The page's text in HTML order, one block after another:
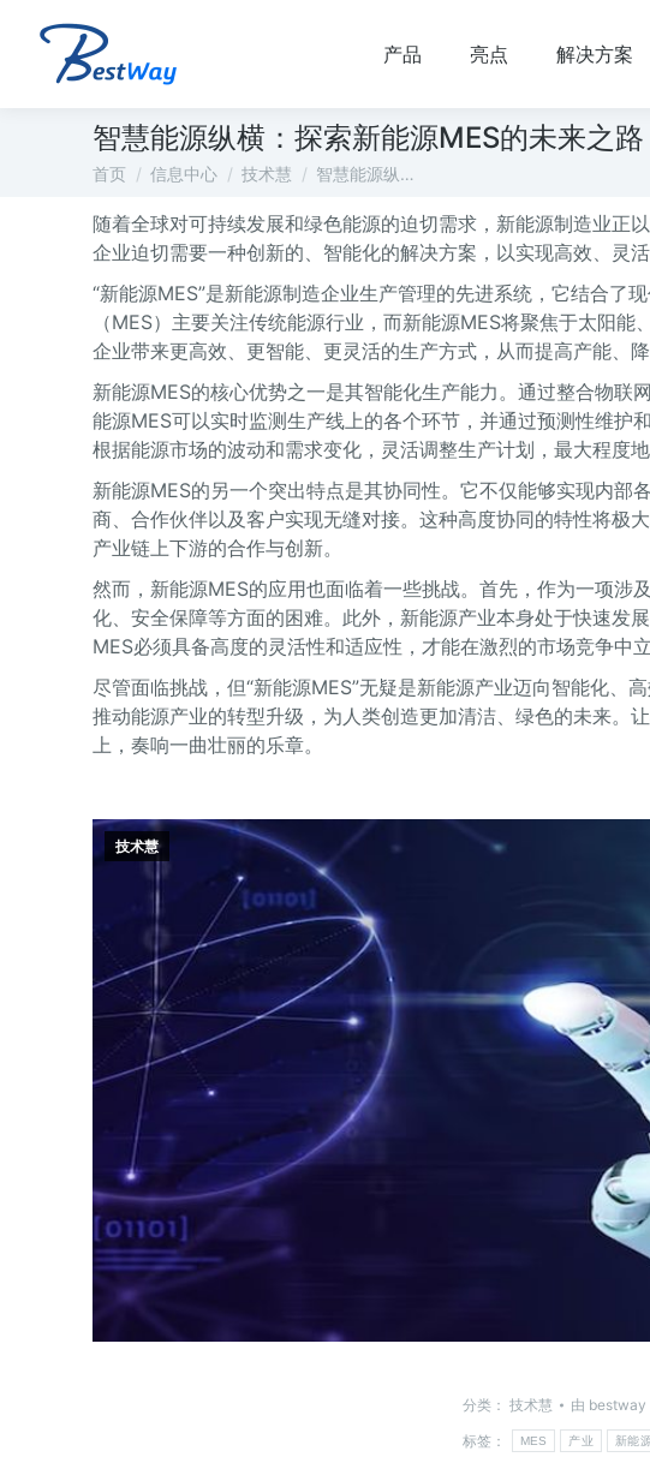
产品 亮点 解决方案
智慧能源纵横：探索新能源MES的未来之路
您在这里：
首页 信息中心 技术慧 智慧能源纵…
随着全球对可持续发展和绿色能源的迫切需求，新能源制造业正
企业迫切需要一种创新的、智能化的解决方案，以实现高效、灵
“新能源MES”是新能源制造企业生产管理的先进系统，它结合了
（MES）主要关注传统能源行业，而新能源MES将聚焦于太阳
企业带来更高效、更智能、更灵活的生产方式，从而提高产能、
新能源MES的核心优势之一是其智能化生产能力。通过整合物联
能源MES可以实时监测生产线上的各个环节，并通过预测性维护
根据能源市场的波动和需求变化，灵活调整生产计划，最大程度地
新能源MES的另一个突出特点是其协同性。它不仅能够实现内部
商、合作伙伴以及客户实现无缝对接。这种高度协同的特性将极
产业链上下游的合作与创新。
然而，新能源MES的应用也面临着一些挑战。首先，作为一项涉
化、安全保障等方面的困难。此外，新能源产业本身处于快速发
MES必须具备高度的灵活性和适应性，才能在激烈的市场竞争中立
尽管面临挑战，但“新能源MES”无疑是新能源产业迈向智能化、
推动能源产业的转型升级，为人类创造更加清洁、绿色的未来。
上，奏响一曲壮丽的乐章。
技术慧
分类： 技术慧 由 bestway
标签：
MES 产业 新能